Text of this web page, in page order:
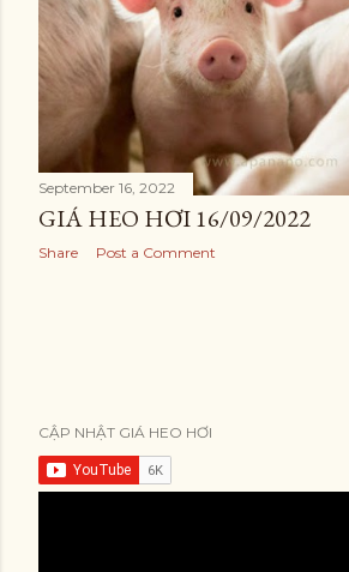
September 16, 2022
GIÁ HEO HƠI 16/09/2022
Share Post a Comment
CẬP NHẬT GIÁ HEO HƠI